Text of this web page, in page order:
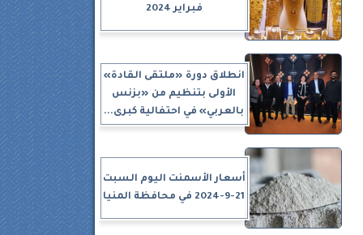
فبراير 2024
انطلاق دورة «ملتقى القادة»
الأولى بتنظيم من «بزنس
بالعربي» في احتفالية كبرى...
أسعار الأسمنت اليوم السبت
21-9-2024 في محافظة المنيا